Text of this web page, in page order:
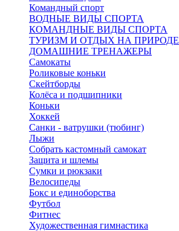
Командный спорт
ВОДНЫЕ ВИДЫ СПОРТА
КОМАНДНЫЕ ВИДЫ СПОРТА
ТУРИЗМ И ОТДЫХ НА ПРИРОДЕ
ДОМАШНИЕ ТРЕНАЖЕРЫ
Самокаты
Роликовые коньки
Скейтборды
Колёса и подшипники
Коньки
Хоккей
Санки - ватрушки (тюбинг)
Лыжи
Собрать кастомный самокат
Защита и шлемы
Сумки и рюкзаки
Велосипеды
Бокс и единоборства
Футбол
Фитнес
Художественная гимнастика